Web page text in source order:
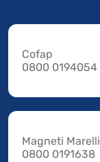
Cofap
0800 0194054
Magneti Marelli
0800 0191638